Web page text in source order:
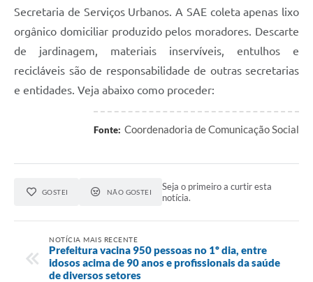
Secretaria de Serviços Urbanos. A SAE coleta apenas lixo
orgânico domiciliar produzido pelos moradores. Descarte
de jardinagem, materiais inservíveis, entulhos e
recicláveis são de responsabilidade de outras secretarias
e entidades. Veja abaixo como proceder:
Fonte: Coordenadoria de Comunicação Social
GOSTEI NÃO GOSTEI
Seja o primeiro a curtir esta
notícia.
NOTÍCIA MAIS RECENTE
Prefeitura vacina 950 pessoas no 1º dia, entre
idosos acima de 90 anos e profissionais da saúde
de diversos setores